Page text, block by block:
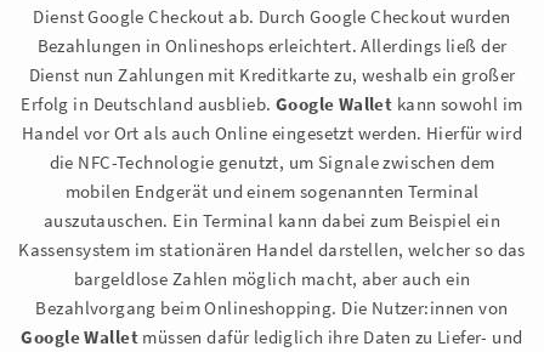
Dienst Google Checkout ab. Durch Google Checkout wurden
Bezahlungen in Onlineshops erleichtert. Allerdings ließ der
Dienst nun Zahlungen mit Kreditkarte zu, weshalb ein großer
Erfolg in Deutschland ausblieb. Google Wallet kann sowohl im
Handel vor Ort als auch Online eingesetzt werden. Hierfür wird
die NFC-Technologie genutzt, um Signale zwischen dem
mobilen Endgerät und einem sogenannten Terminal
auszutauschen. Ein Terminal kann dabei zum Beispiel ein
Kassensystem im stationären Handel darstellen, welcher so das
bargeldlose Zahlen möglich macht, aber auch ein
Bezahlvorgang beim Onlineshopping. Die Nutzer:innen von
Google Walletmüssen dafür lediglich ihre Daten zu Liefer- und